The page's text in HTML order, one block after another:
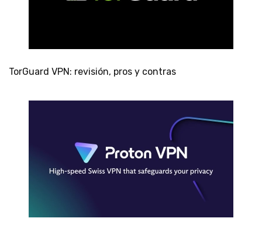
TorGuard VPN: revisión, pros y contras